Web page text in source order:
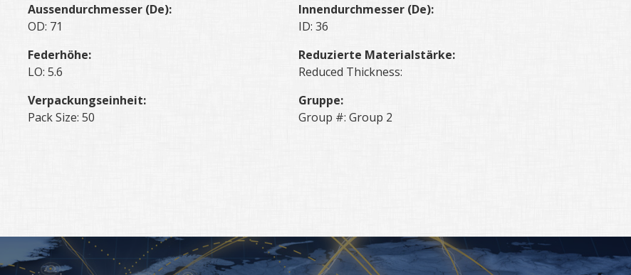
Aussendurchmesser (De):
OD: 71
Innendurchmesser (De):
ID: 36
Federhöhe:
LO: 5.6
Reduzierte Materialstärke:
Reduced Thickness:
Verpackungseinheit:
Pack Size: 50
Gruppe:
Group #: Group 2